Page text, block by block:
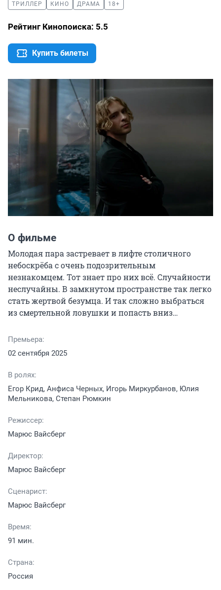
ТРИЛЛЕР КИНО ДРАМА 18+
Рейтинг Кинопоиска: 5.5
Купить билеты
О фильме
Молодая пара застревает в лифте столичного
небоскрёба с очень подозрительным
незнакомцем. Тот знает про них всё. Случайности
неслучайны. В замкнутом пространстве так легко
стать жертвой безумца. И так сложно выбраться
из смертельной ловушки и попасть вниз…
Премьера:
02 сентября 2025
В ролях:
Егор Крид, Анфиса Черных, Игорь Миркурбанов, Юлия
Мельникова, Степан Рюмкин
Режиссер:
Марюс Вайсберг
Директор:
Марюс Вайсберг
Сценарист:
Марюс Вайсберг
Время:
91 мин.
Страна:
Россия